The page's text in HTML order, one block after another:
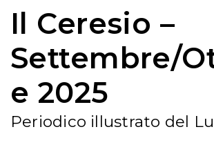
Il Ceresio –
Settembre/
e 2025
Periodico illustrato del